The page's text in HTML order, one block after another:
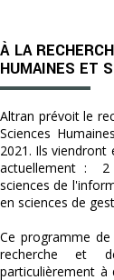
À LA
HUMAINES ET
Altran prévoit le
Sciences
2021. Ils
actuellement : 2
sciences de
en sciences de
Ce programme
recherche et
particulièrement à